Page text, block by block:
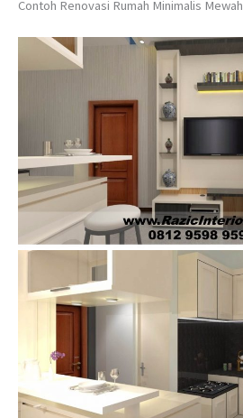
Contoh Renovasi Rumah Minimalis Mewah